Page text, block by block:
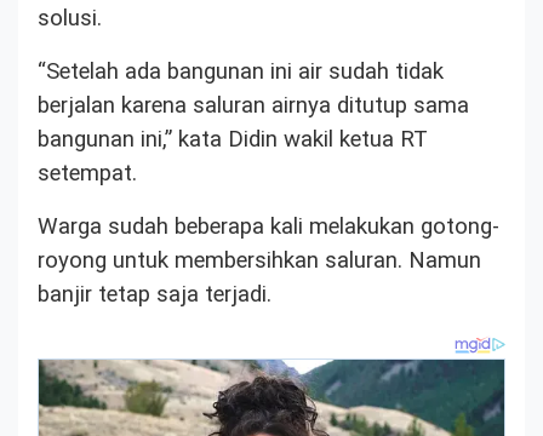
solusi.
“Setelah ada bangunan ini air sudah tidak
berjalan karena saluran airnya ditutup sama
bangunan ini,” kata Didin wakil ketua RT
setempat.
Warga sudah beberapa kali melakukan gotong-
royong untuk membersihkan saluran. Namun
banjir tetap saja terjadi.